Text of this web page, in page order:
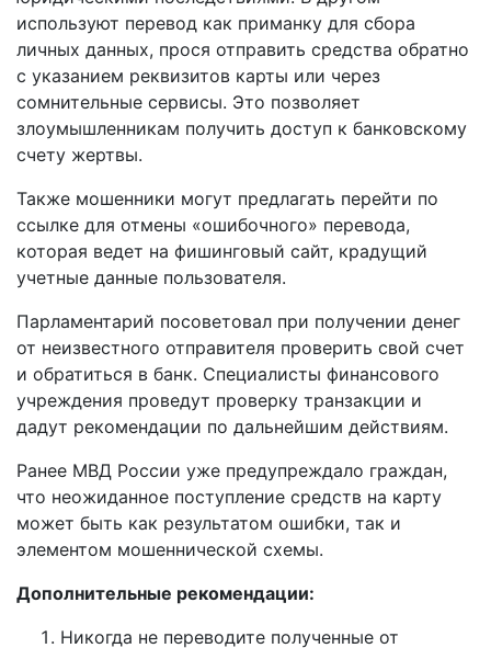
используют перевод как приманку для сбора
личных данных, прося отправить средства обратно
с указанием реквизитов карты или через
сомнительные сервисы. Это позволяет
злоумышленникам получить доступ к банковскому
счету жертвы.
Также мошенники могут предлагать перейти по
ссылке для отмены «ошибочного» перевода,
которая ведет на фишинговый сайт, крадущий
учетные данные пользователя.
Парламентарий посоветовал при получении денег
от неизвестного отправителя проверить свой счет
и обратиться в банк. Специалисты финансового
учреждения проведут проверку транзакции и
дадут рекомендации по дальнейшим действиям.
Ранее МВД России уже предупреждало граждан,
что неожиданное поступление средств на карту
может быть как результатом ошибки, так и
элементом мошеннической схемы.
Дополнительные рекомендации:
Никогда не переводите полученные от